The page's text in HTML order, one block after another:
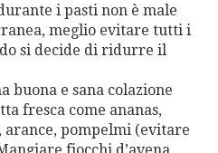
i pasti non è male
meglio evitare tutti i
si decide di ridurre il
buona e sana colazione
fresca come ananas,
arance, pompelmi (evitare
fiocchi d’avena